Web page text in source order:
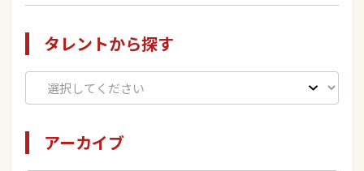
タレントから探す
アーカイブ